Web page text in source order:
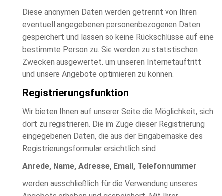
Diese anonymen Daten werden getrennt von Ihren
eventuell angegebenen personenbezogenen Daten
gespeichert und lassen so keine Rückschlüsse auf eine
bestimmte Person zu. Sie werden zu statistischen
Zwecken ausgewertet, um unseren Internetauftritt
und unsere Angebote optimieren zu können.
Registrierungsfunktion
Wir bieten Ihnen auf unserer Seite die Möglichkeit, sich
dort zu registrieren. Die im Zuge dieser Registrierung
eingegebenen Daten, die aus der Eingabemaske des
Registrierungsformular ersichtlich sind
Anrede, Name, Adresse, Email, Telefonnummer
werden ausschließlich für die Verwendung unseres